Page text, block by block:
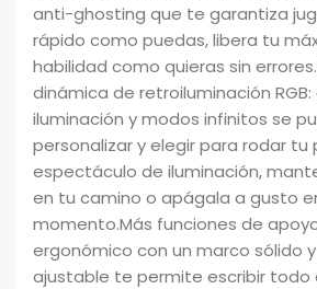
anti-ghosting que te garantiza
rápido como puedas, libera tu
habilidad como quieras sin
dinámica de retroiluminación
iluminación y modos infinitos se
personalizar y elegir para rodar tu
espectáculo de iluminación,
en tu camino o apágala a gusto
momento.Más funciones de
ergonómico con un marco sólido
ajustable te permite escribir todo